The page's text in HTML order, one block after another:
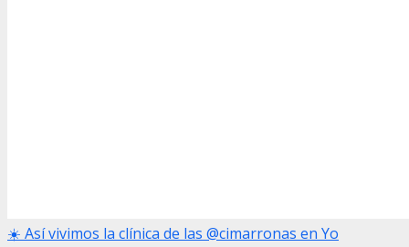
☀️ Así vivimos la clínica de las @cimarronas en Yo